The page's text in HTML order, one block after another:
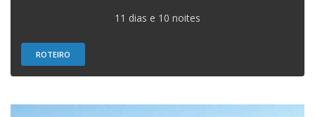
11 dias e 10 noites
ROTEIRO